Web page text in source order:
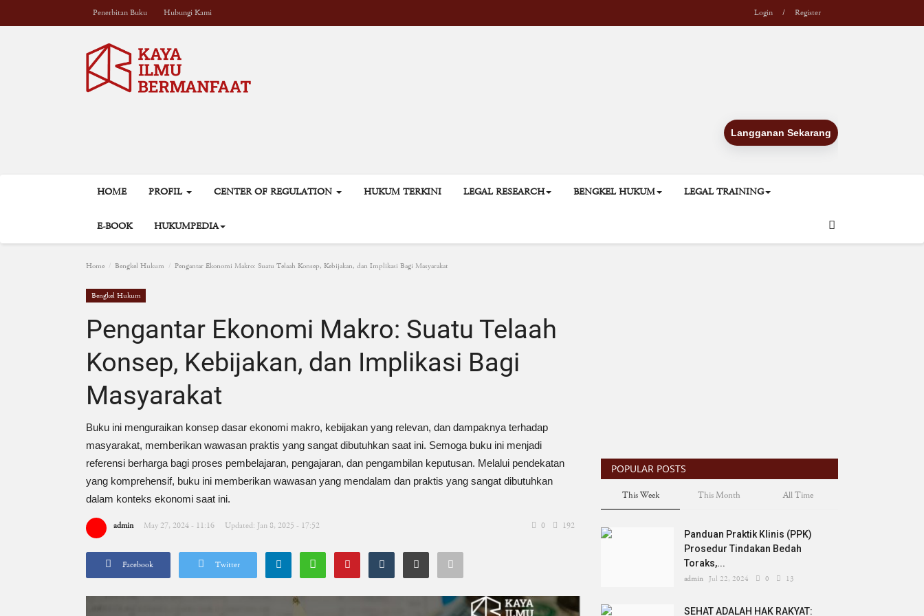
Penerbitan Buku Hubungi Kami Login / Register
Langganan Sekarang
HOME PROFIL CENTER OF REGULATION HUKUM TERKINI LEGAL RESEARCH BENGKEL HUKUM LEGAL TRAINING
E-BOOK HUKUMPEDIA
Home Bengkel Hukum Pengantar Ekonomi Makro: Suatu Telaah Konsep, Kebijakan, dan Implikasi Bagi Masyarakat
Bengkel Hukum
Pengantar Ekonomi Makro: Suatu Telaah
Konsep, Kebijakan, dan Implikasi Bagi
Masyarakat
Buku ini menguraikan konsep dasar ekonomi makro, kebijakan yang relevan, dan dampaknya terhadap
masyarakat, memberikan wawasan praktis yang sangat dibutuhkan saat ini. Semoga buku ini menjadi
referensi berharga bagi proses pembelajaran, pengajaran, dan pengambilan keputusan. Melalui pendekatan
yang komprehensif, buku ini memberikan wawasan yang mendalam dan praktis yang sangat dibutuhkan
dalam konteks ekonomi saat ini.
admin May 27, 2024 - 11:16 Updated: Jan 8, 2025 - 17:52 0 192
Facebook Twitter
POPULAR POSTS
This Week This Month All Time
Panduan Praktik Klinis (PPK)
Prosedur Tindakan Bedah
Toraks,...
admin Jul 22, 2024 0 13
SEHAT ADALAH HAK RAKYAT: